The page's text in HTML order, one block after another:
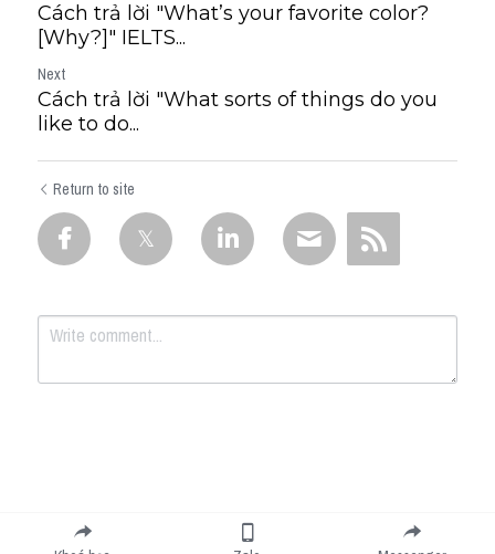
Cách trả lời "What’s your favorite color?
[Why?]" IELTS...
Next
Cách trả lời "What sorts of things do you
like to do...
Return to site
Submit